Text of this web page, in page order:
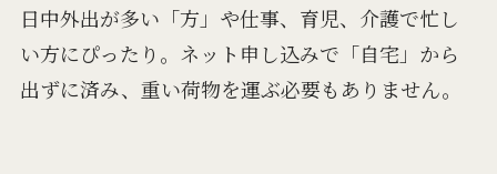
日中外出が多い「方」や仕事、育児、介護で忙し
い方にぴったり。ネット申し込みで「自宅」から
出ずに済み、重い荷物を運ぶ必要もありません。